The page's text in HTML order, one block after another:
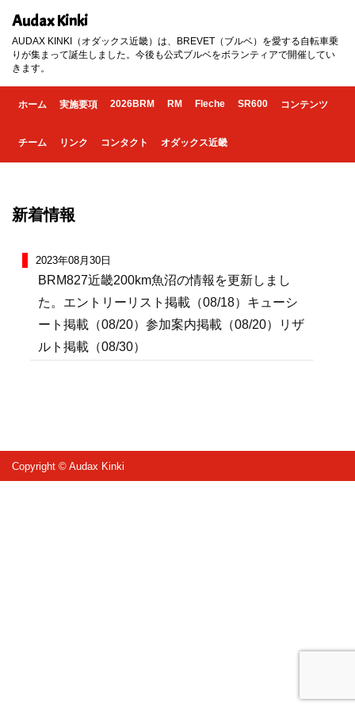
Audax Kinki
AUDAX KINKI（オダックス近畿）は、BREVET（ブルベ）を愛する自転車乗
りが集まって誕生しました。今後も公式ブルベをボランティアで開催してい
きます。
ホーム 実施要項 2026BRM RM Fleche SR600 コンテンツ
チーム リンク コンタクト オダックス近畿
新着情報
2023年08月30日
BRM827近畿200km魚沼の情報を更新しまし
た。エントリーリスト掲載（08/18）キューシ
ート掲載（08/20）参加案内掲載（08/20）リザ
ルト掲載（08/30）
Copyright © Audax Kinki